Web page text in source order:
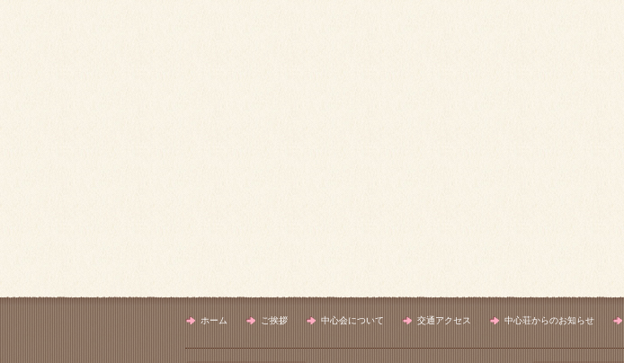
ホーム ご挨拶 中心会について 交通アクセス 中心荘からのお知らせ